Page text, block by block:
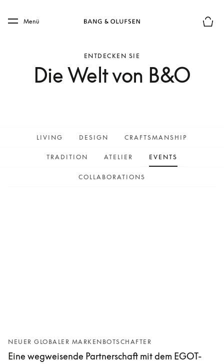
Skip to main footer
Menü
ENTDECKEN SIE
Die Welt von B&O
LIVING DESIGN CRAFTSMANSHIP
TRADITION ATELIER EVENTS
COLLABORATIONS
NEUER GLOBALER MARKENBOTSCHAFTER
Eine wegweisende Partnerschaft mit dem EGOT-